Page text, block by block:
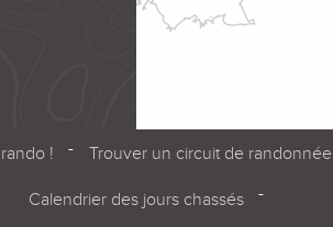
! Trouver un circuit de randonnée
Calendrier des jours chassés